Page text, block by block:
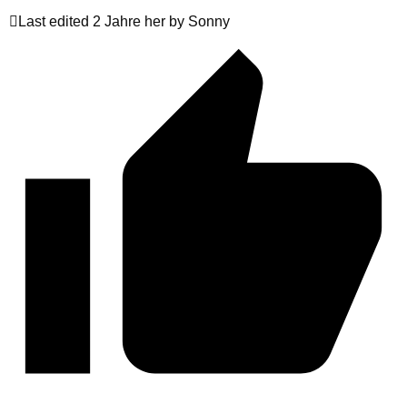
Last edited 2 Jahre her by Sonny